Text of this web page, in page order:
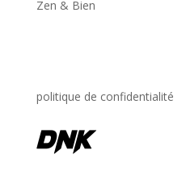
Zen & Bien
politique de confidentialité